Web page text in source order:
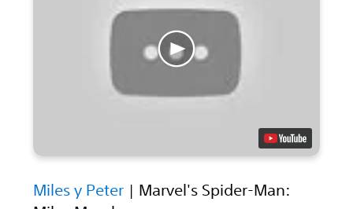
Miles y Peter | Marvel's Spider-Man: